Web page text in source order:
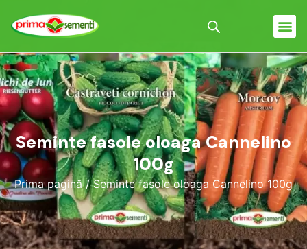
Seminte fasole oloaga Cannelino
100g
Prima pagină/ Seminte fasole oloaga Cannelino 100g